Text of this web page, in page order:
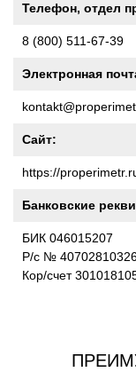
Телефон, отдел
8 (800) 511-67-39
Электронная
Сайт:
https://
Банковские
БИК 046015207
Р/с №
Кор/счет